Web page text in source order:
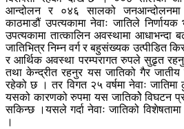
आन्दोलन र ०४६ सालको जनआन्दोलनमा
काठमाडौं उपत्यकामा नेवाः जातिले
उपत्यकामा तात्कालिन अवस्थामा आधाभन्दा
जातिभित्र निम्न वर्ग र बहुसंख्यक उत्पीडित
र आर्थिक अवस्था परम्परागत रुपले सुढृत
तथा केन्द्रीत रहनुर यस जातिको गैर जातीय
रहेको छ । तर विगत २५ वर्षमा नेवाः
यसको कारणको रुपमा यस जातिकोे विघटन
सकिन्छ ।यसले गर्दा नेवाः जातिको
।